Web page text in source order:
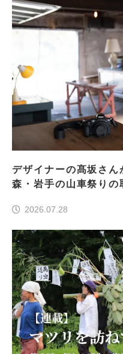
デザイナーの髙坂さ
森・岩手の山車祭り
2026.07.28